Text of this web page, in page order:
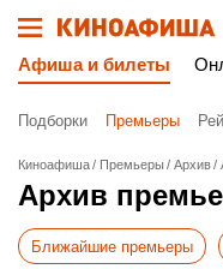
Афиша и билеты
Подборки Премьеры
Киноафиша Премьеры Архив
Архив
Ближайшие премьеры